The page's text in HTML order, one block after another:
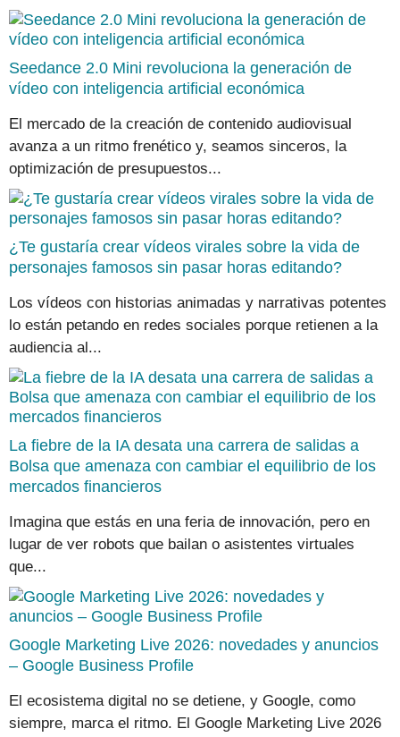
Seedance 2.0 Mini revoluciona la generación de
vídeo con inteligencia artificial económica
El mercado de la creación de contenido audiovisual
avanza a un ritmo frenético y, seamos sinceros, la
optimización de presupuestos...
¿Te gustaría crear vídeos virales sobre la vida de
personajes famosos sin pasar horas editando?
Los vídeos con historias animadas y narrativas potentes
lo están petando en redes sociales porque retienen a la
audiencia al...
La fiebre de la IA desata una carrera de salidas a
Bolsa que amenaza con cambiar el equilibrio de los
mercados financieros
Imagina que estás en una feria de innovación, pero en
lugar de ver robots que bailan o asistentes virtuales
que...
Google Marketing Live 2026: novedades y anuncios
– Google Business Profile
El ecosistema digital no se detiene, y Google, como
siempre, marca el ritmo. El Google Marketing Live 2026